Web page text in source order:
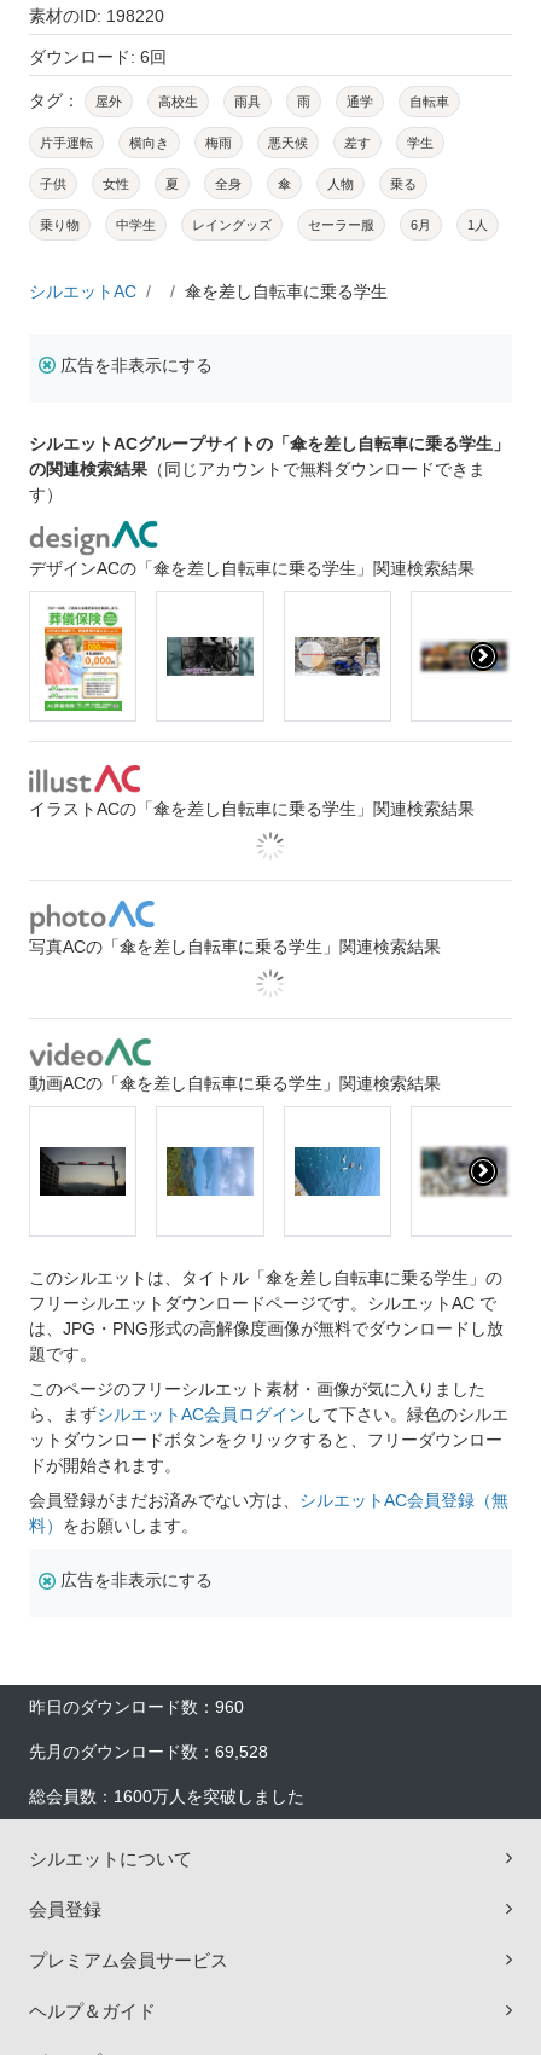
素材のID: 198220
ダウンロード: 6回
タグ： 屋外 高校生 雨具 雨 通学 自転車
片手運転 横向き 梅雨 悪天候 差す 学生
子供 女性 夏 全身 傘 人物 乗る
乗り物 中学生 レイングッズ セーラー服 6月 1人
シルエットAC 傘を差し自転車に乗る学生
広告を非表示にする
シルエットACグループサイトの「傘を差し自転車に乗る学生」
の関連検索結果 （同じアカウントで無料ダウンロードできま
す）
デザインACの「傘を差し自転車に乗る学生」関連検索結果
イラストACの「傘を差し自転車に乗る学生」関連検索結果
写真ACの「傘を差し自転車に乗る学生」関連検索結果
動画ACの「傘を差し自転車に乗る学生」関連検索結果
このシルエットは、タイトル「傘を差し自転車に乗る学生」の
フリーシルエットダウンロードページです。シルエットAC で
は、JPG・PNG形式の高解像度画像が無料でダウンロードし放
題です。
このページのフリーシルエット素材・画像が気に入りました
ら、まずシルエットAC会員ログイン して下さい。緑色のシルエ
ットダウンロードボタンをクリックすると、フリーダウンロー
ドが開始されます。
会員登録がまだお済みでない方は、 シルエットAC会員登録（無
料） をお願いします。
広告を非表示にする
昨日のダウンロード数：960
先月のダウンロード数：69,528
総会員数：1600万人を突破しました
シルエットについて
会員登録
プレミアム会員サービス
ヘルプ＆ガイド